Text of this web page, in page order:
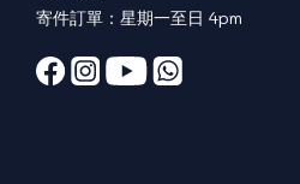
寄件訂單：星期一至日 4pm